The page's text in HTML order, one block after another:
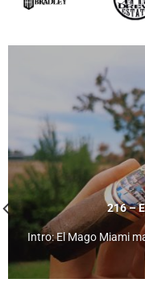
Maduro
">
216 –
Intro: El Mago Miami